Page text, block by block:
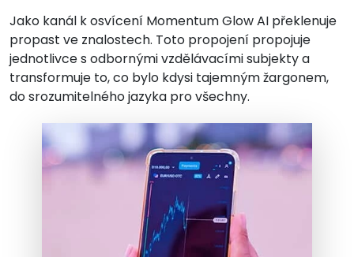
Jako kanál k osvícení Momentum Glow AI překlenuje
propast ve znalostech. Toto propojení propojuje
jednotlivce s odbornými vzdělávacími subjekty a
transformuje to, co bylo kdysi tajemným žargonem,
do srozumitelného jazyka pro všechny.